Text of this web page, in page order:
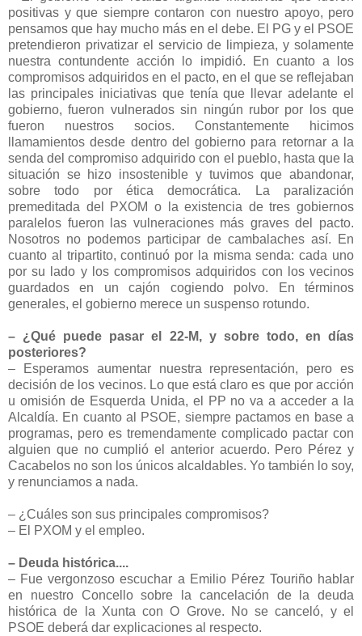
positivas y que siempre contaron con nuestro apoyo, pero
pensamos que hay mucho más en el debe. El PG y el PSOE
pretendieron privatizar el servicio de limpieza, y solamente
nuestra contundente acción lo impidió. En cuanto a los
compromisos adquiridos en el pacto, en el que se reflejaban
las principales iniciativas que tenía que llevar adelante el
gobierno, fueron vulnerados sin ningún rubor por los que
fueron nuestros socios. Constantemente hicimos
llamamientos desde dentro del gobierno para retornar a la
senda del compromiso adquirido con el pueblo, hasta que la
situación se hizo insostenible y tuvimos que abandonar,
sobre todo por ética democrática. La paralización
premeditada del PXOM o la existencia de tres gobiernos
paralelos fueron las vulneraciones más graves del pacto.
Nosotros no podemos participar de cambalaches así. En
cuanto al tripartito, continuó por la misma senda: cada uno
por su lado y los compromisos adquiridos con los vecinos
guardados en un cajón cogiendo polvo. En términos
generales, el gobierno merece un suspenso rotundo.
– ¿Qué puede pasar el 22-M, y sobre todo, en días
posteriores?
– Esperamos aumentar nuestra representación, pero es
decisión de los vecinos. Lo que está claro es que por acción
u omisión de Esquerda Unida, el PP no va a acceder a la
Alcaldía. En cuanto al PSOE, siempre pactamos en base a
programas, pero es tremendamente complicado pactar con
alguien que no cumplió el anterior acuerdo. Pero Pérez y
Cacabelos no son los únicos alcaldables. Yo también lo soy,
y renunciamos a nada.
– ¿Cuáles son sus principales compromisos?
– El PXOM y el empleo.
– Deuda histórica....
– Fue vergonzoso escuchar a Emilio Pérez Touriño hablar
en nuestro Concello sobre la cancelación de la deuda
histórica de la Xunta con O Grove. No se canceló, y el
PSOE deberá dar explicaciones al respecto.